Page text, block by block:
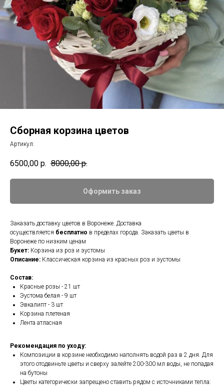
Сборная корзина цветов
Артикул:
6500,00 р. 8000,00 р.
Оформить заказ
Заказать доставку цветов в Воронеже. Доставка
осуществляется бесплатно в пределах города. Заказать цветы в
Воронеже по низким ценам
Букет: Корзина из роз и эустомы
Описание: Классическая корзина из красных роз и эустомы
Состав:
Красные розы - 21 шт
Эустома белая - 9 шт
Эвкалипт - 3 шт
Корзина плетеная
Лента атласная
Рекомендация по уходу:
Композиции в корзине необходимо наполнять водой раз в 2 дня. Для
этого отодвиньте цветы и сверху залейте 200-300 мл воды, не попадая
на бутоны
Цветы категорически запрещено ставить рядом с источниками тепла: